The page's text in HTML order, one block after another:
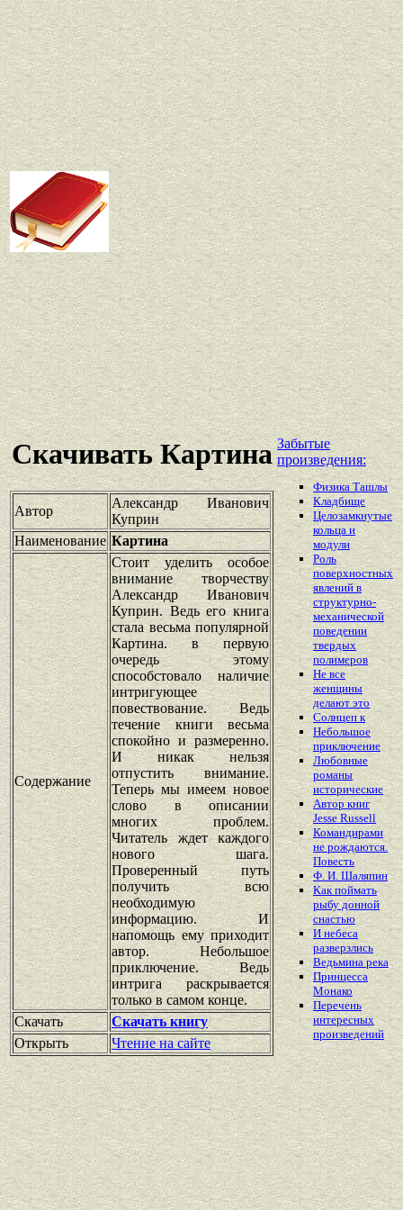
Скачивать Картина
Автор
Александр Иванович
Куприн
Наименование Картина
Содержание
Стоит уделить особое
внимание творчеству
Александр Иванович
Куприн. Ведь его книга
стала весьма популярной
Картина. в первую
очередь этому
способстовало наличие
интригующее
повествование. Ведь
течение книги весьма
спокойно и размеренно.
И никак нельзя
отпустить внимание.
Теперь мы имеем новое
слово в описании
многих проблем.
Читатель ждет каждого
нового шага.
Проверенный путь
получить всю
необходимую
информацию. И
напомощь ему приходит
автор. Небольшое
приключение. Ведь
интрига раскрывается
только в самом конце.
Скачать
Скачать книгу
Открыть
Чтение на сайте
Забытые
произведения:
Физика Ташлы
Кладбище
Целозамкнутые
кольца и
модули
Роль
поверхностных
явлений в
структурно-
механической
поведении
твердых
полимеров
Не все
женщины
делают это
Солнцеп к
Небольшое
приключение
Любовные
романы
исторические
Автор книг
Jesse Russell
Командирами
не рождаются.
Повесть
Ф. И. Шаляпин
Как поймать
рыбу донной
снастью
И небеса
разверзлись
Ведьмина река
Принцесса
Монако
Перечень
интересных
произведений